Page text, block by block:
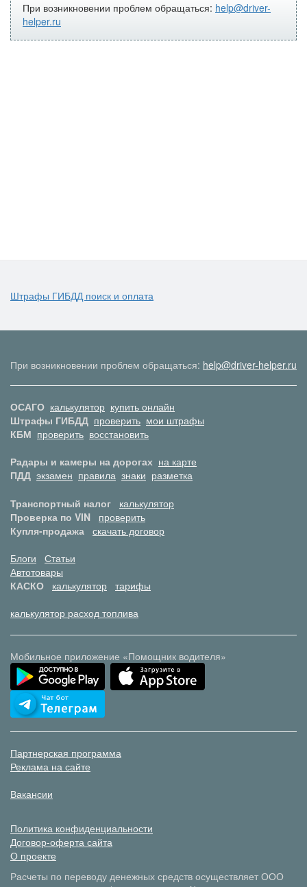
При возникновении проблем обращаться: help@driver-
helper.ru
Штрафы ГИБДД поиск и оплата
При возникновении проблем обращаться: help@driver-helper.ru
ОСАГО калькулятор купить онлайн
Штрафы ГИБДД проверить мои штрафы
КБМ проверить восстановить
Радары и камеры на дорогах на карте
ПДД экзамен правила знаки разметка
Транспортный налог
калькулятор
Проверка по VIN
проверить
Купля-продажа скачать договор
Блоги
Статьи
Автотовары
КАСКО
калькулятор тарифы
калькулятор расход топлива
Мобильное приложение «Помощник водителя»
Партнерская программа
Реклама на сайте
Вакансии
Политика конфиденциальности
Договор-оферта сайта
О проекте
Расчеты по переводу денежных средств осуществляет ООО